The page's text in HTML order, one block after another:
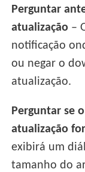
Perguntar
atualização –
notificação
ou negar o
atualização.
Perguntar se
atualização
exibirá um
tamanho do